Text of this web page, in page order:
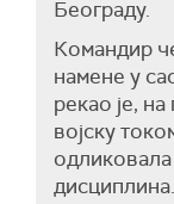
Београду.
Командир
намене у
рекао је,
војску
дисциплина.